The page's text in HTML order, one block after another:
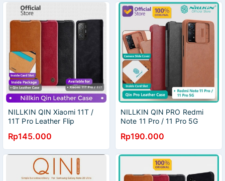
NILLKIN QIN Xiaomi 11T /
11T Pro Leather Flip
Rp145.000
NILLKIN QIN PRO Redmi
Note 11 Pro / 11 Pro 5G
Rp190.000